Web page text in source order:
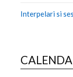
Interpelari si